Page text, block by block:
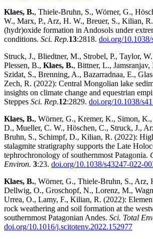
Klaes, B., Thiele-Bruhn, S., Wörner, G.,
W., Marx, P., Arz, H. W., Breuer, S., Kilian,
(hydr)oxide formation in Andosols under
conditions. Sci. Rep.13:2818. doi.org/10.1038/
Struck, J., Bliedtner, M., Strobel, P., Taylor,
Plessen, B., Klaes, B., Bittner, L., Jamsranjav,
Szidat, S., Brenning, A., Bazarradnaa, E.,
Zech, R. (2022): Central Mongolian lake
insights on climate change and equestrian
Steppes Sci. Rep.12:2829. doi.org/10.1038/
Klaes, B., Wörner, G., Kremer, K., Simon,
D., Mueller, C. W., Höschen, C., Struck, J.,
Bruhn, S., Schimpf, D., Kilian, R. (2022):
stalagmite stratigraphy supports the Late
tephrochronology of southernmost Patagonia.
Environ. 3:23. doi.org/10.1038/s43247-022-
Klaes, B., Wörner, G., Thiele-Bruhn, S., Arz,
Dellwig, O., Groschopf, N., Lorenz, M.,
Urrea, O., Lamy, F., Kilian, R. (2022):
rock weathering and soil formation at the
southernmost Patagonian Andes. Sci. Total
doi.org/10.1016/j.scitotenv.2022.152977